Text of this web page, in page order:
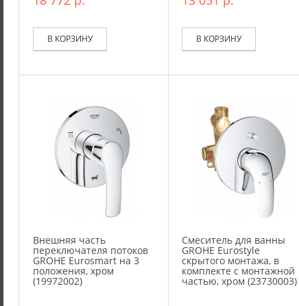
В КОРЗИНУ В КОРЗИНУ
Внешняя часть
переключателя потоков
GROHE Eurosmart на 3
положения, хром
(19972002)
Смеситель для ванны
GROHE Eurostyle
скрытого монтажа, в
комплекте с монтажной
частью, хром (23730003)